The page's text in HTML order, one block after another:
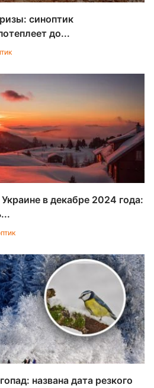
синоптик
до...
в декабре 2024 года:
названа дата резкого